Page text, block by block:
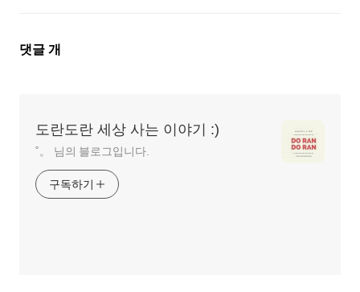
댓
댓글 개
도란도란 세상 사는 이야기 :)
˚。 님의 블로그입니다.
구독하기